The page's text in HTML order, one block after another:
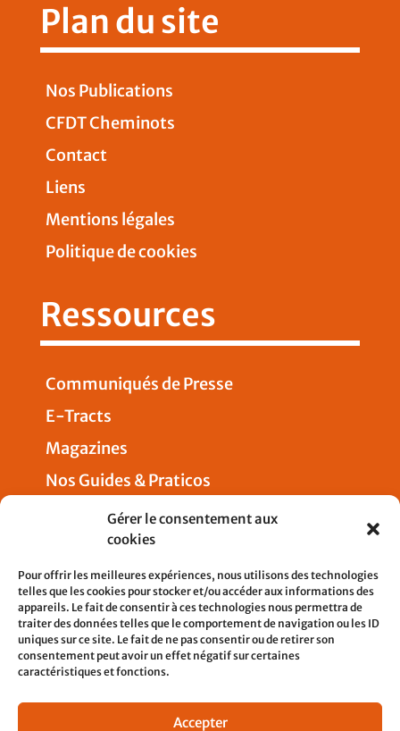
Gérer le consentement aux
cookies
Pour offrir les meilleures expériences, nous utilisons des technologies
telles que les cookies pour stocker et/ou accéder aux informations des
appareils. Le fait de consentir à ces technologies nous permettra de
traiter des données telles que le comportement de navigation ou les ID
uniques sur ce site. Le fait de ne pas consentir ou de retirer son
consentement peut avoir un effet négatif sur certaines
caractéristiques et fonctions.
Accepter
Plan du site
Nos Publications
CFDT Cheminots
Contact
Liens
Mentions légales
Politique de cookies
Ressources
Communiqués de Presse
E-Tracts
Magazines
Nos Guides & Praticos
Nous joindre
5, rue Pleyel
93200 SAINT-DENIS
contact@cfdtcheminots.org